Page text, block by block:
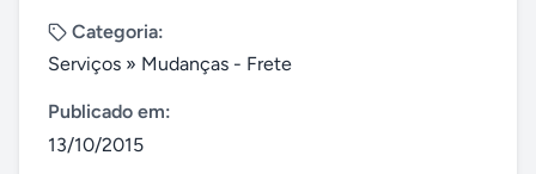
Categoria:
Serviços » Mudanças - Frete
Publicado em:
13/10/2015